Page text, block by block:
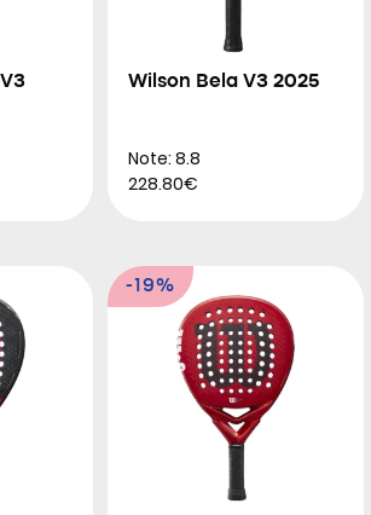
Wilson Bela V3 2025
Note: 8.8
228.80€
-19%